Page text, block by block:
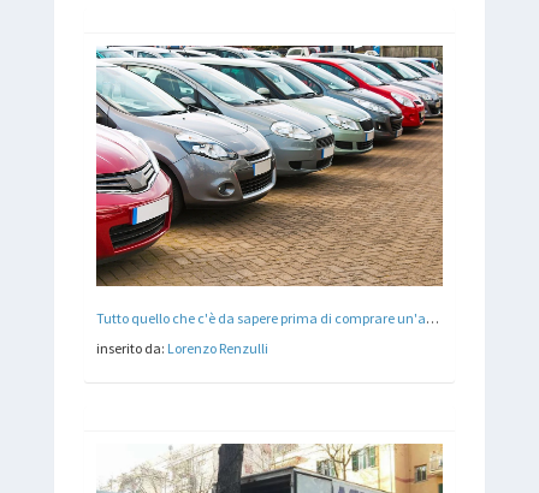
Tutto quello che c'è da sapere prima di comprare un'auto
inserito da: Lorenzo Renzulli